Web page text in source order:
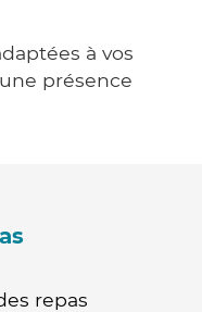
à vos
présence
repas